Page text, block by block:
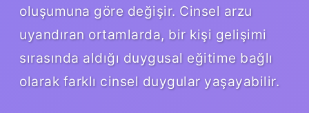
oluşumuna göre değişir. Cinsel arzu
uyandıran ortamlarda, bir kişi gelişimi
sırasında aldığı duygusal eğitime bağlı
olarak farklı cinsel duygular yaşayabilir.